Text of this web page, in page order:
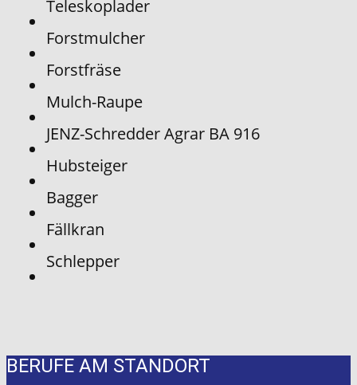
Teleskoplader
Forstmulcher
Forstfräse
Mulch-Raupe
JENZ-Schredder Agrar BA 916
Hubsteiger
Bagger
Fällkran
Schlepper
BERUFE AM STANDORT